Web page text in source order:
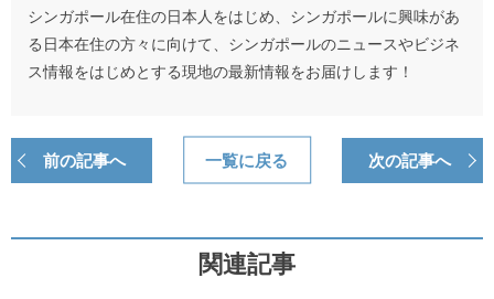
シンガポール在住の日本人をはじめ、シンガポールに興味があ
る日本在住の方々に向けて、シンガポールのニュースやビジネ
ス情報をはじめとする現地の最新情報をお届けします！
前の記事へ 次の記事へ
一覧に戻る
関連記事